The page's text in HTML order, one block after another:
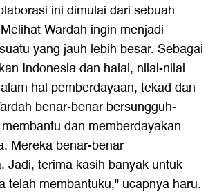
ini dimulai dari sebuah
Wardah ingin menjadi
yang jauh lebih besar. Sebagai
Indonesia dan halal, nilai-nilai
hal pemberdayaan, tekad dan
benar-benar bersungguh-
dan memberdayakan
Mereka benar-benar
Jadi, terima kasih banyak untuk
telah membantuku," ucapnya haru.